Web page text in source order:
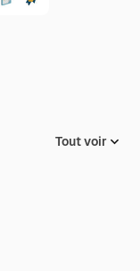
Tout voir